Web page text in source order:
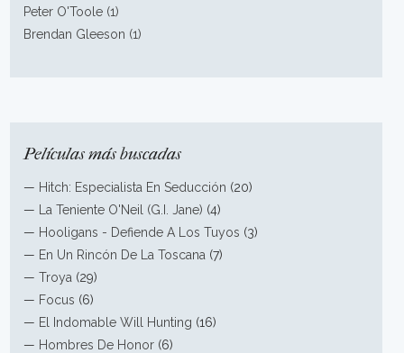
Peter O'Toole (1)
Brendan Gleeson (1)
Películas más buscadas
— Hitch: Especialista En Seducción (20)
—
La Teniente O'Neil (G.I. Jane) (4)
— Hooligans - Defiende A Los Tuyos (3)
— En Un Rincón De La Toscana (7)
—Troya (29)
— Focus (6)
— El Indomable Will Hunting (16)
— Hombres De Honor (6)